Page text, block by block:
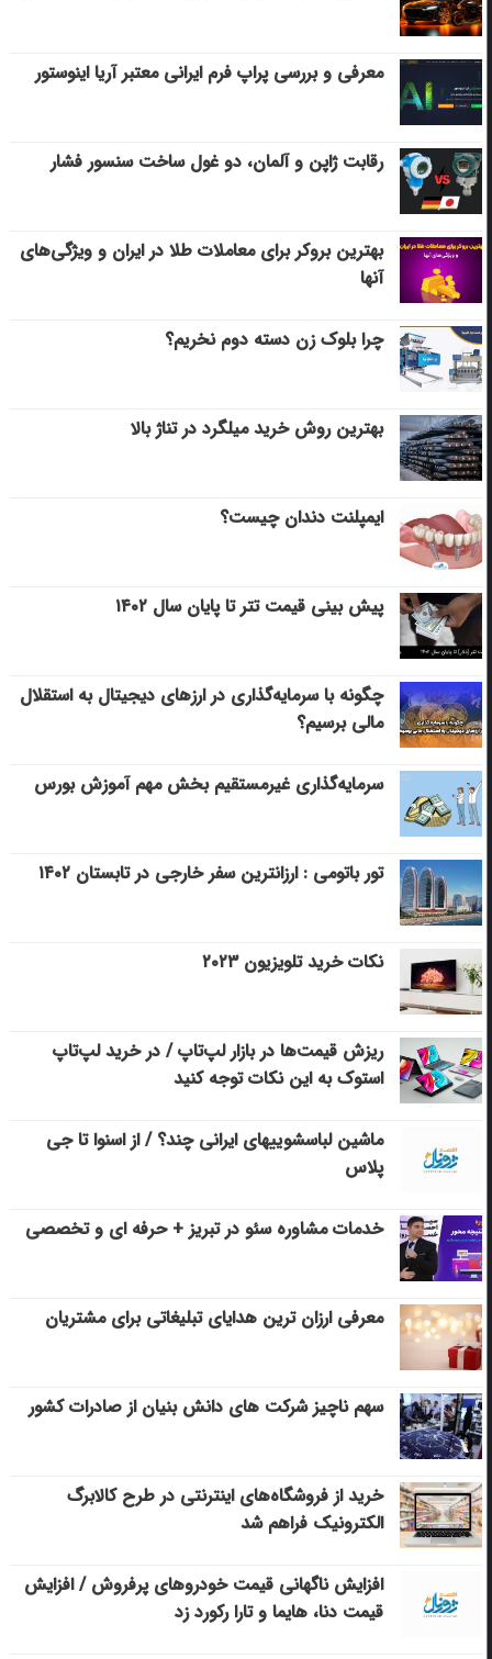
معرفی و بررسی پراپ فرم ایرانی معتبر آریا اینوستور
رقابت ژاپن و آلمان، دو غول ساخت سنسور فشار
بهترین بروکر برای معاملات طلا در ایران و ویژگی‌های
آنها
چرا بلوک زن دسته دوم نخریم؟
بهترین روش خرید میلگرد در تناژ بالا
ایمپلنت دندان چیست؟
پیش بینی قیمت تتر تا پایان سال ۱۴۰۲
چگونه با سرمایه‌گذاری در ارزهای دیجیتال به استقلال
مالی برسیم؟
سرمایه‌گذاری غیرمستقیم بخش مهم آموزش بورس
تور باتومی : ارزانترین سفر خارجی در تابستان ۱۴۰۲
نکات خرید تلویزیون ۲۰۲۳
ریزش قیمت‌ها در بازار لپ‌تاپ / در خرید لپ‌تاپ
استوک به این نکات توجه کنید
ماشین لباسشویی‎های ایرانی چند؟ / از اسنوا تا جی
پلاس
خدمات مشاوره سئو در تبریز + حرفه ای و تخصصی
معرفی ارزان ترین هدایای تبلیغاتی برای مشتریان
سهم ناچیز شرکت های دانش بنیان از صادرات کشور
خرید از فروشگاه‌های اینترنتی در طرح کالابرگ
الکترونیک فراهم شد
افزایش ناگهانی قیمت خودروهای پرفروش / افزایش
قیمت دنا، هایما و تارا رکورد زد